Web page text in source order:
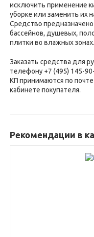
исключить применение
уборке или заменить их
Средство
бассейнов, душевых,
плитки во влажных зонах.
Заказать средства для
телефону +7 (495) 145-
КП принимаются по
кабинете покупателя.
Рекомендации в